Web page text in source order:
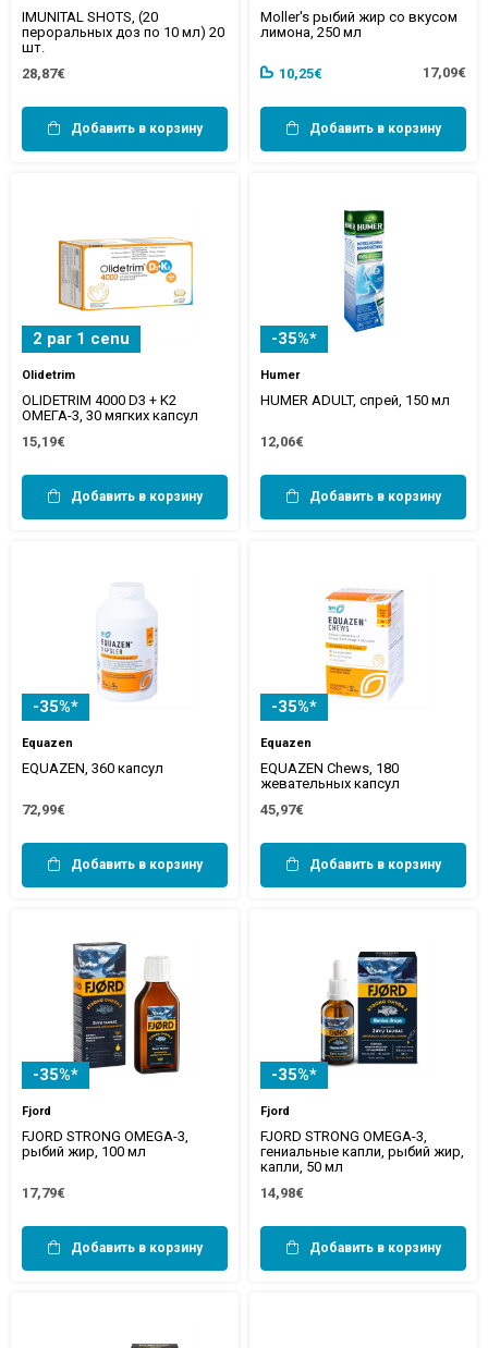
IMUNITAL SHOTS, (20
пероральных доз по 10 мл) 20
шт.
28,87€
Добавить в корзину
Moller's рыбий жир со вкусом
лимона, 250 мл
10,25€ 17,09€
Добавить в корзину
2 par 1 cenu
Olidetrim
OLIDETRIM 4000 D3 + K2
ОМЕГА-3, 30 мягких капсул
15,19€
Добавить в корзину
-35%*
Humer
HUMER ADULT, спрей, 150 мл
12,06€
Добавить в корзину
-35%*
Equazen
EQUAZEN, 360 капсул
72,99€
Добавить в корзину
-35%*
Equazen
EQUAZEN Chews, 180
жевательных капсул
45,97€
Добавить в корзину
-35%*
Fjord
FJORD STRONG OMEGA-3,
рыбий жир, 100 мл
17,79€
Добавить в корзину
-35%*
Fjord
FJORD STRONG OMEGA-3,
гениальные капли, рыбий жир,
капли, 50 мл
14,98€
Добавить в корзину